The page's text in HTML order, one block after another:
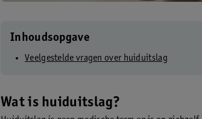
Inhoudsopgave
Veelgestelde vragen over huiduitslag
Wat is huiduitslag?